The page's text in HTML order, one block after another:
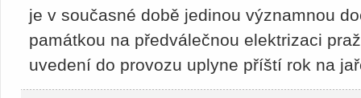
je v současné době jedinou významnou
památkou na předválečnou elektrizaci
uvedení do provozu uplyne příští rok na